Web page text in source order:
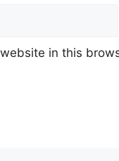
in this